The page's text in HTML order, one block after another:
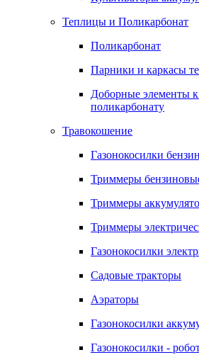
Теплицы и Поликарбонат
Поликарбонат
Парники и каркасы
Доборные элементы
поликарбонату
Травокошение
Газонокосилки
Триммеры
Триммеры
Триммеры
Газонокосилки
Садовые тракторы
Аэраторы
Газонокосилки
Газонокосилки -